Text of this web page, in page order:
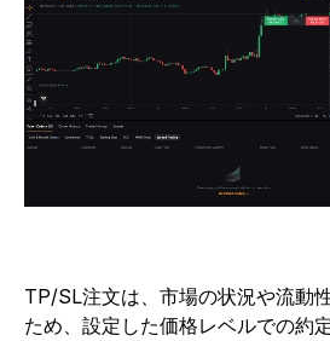
TP/SL注文は、市場の状況や流動
ため、設定した価格レベルでの約